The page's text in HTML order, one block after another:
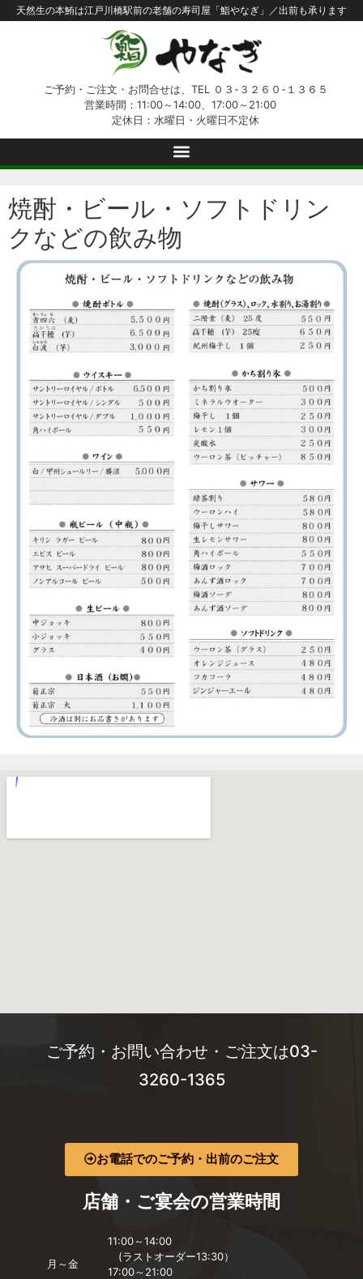
天然生の本鮪は江戸川橋駅前の老舗の寿司屋「鮨やなぎ」／出前も承ります
ご予約・ご注文・お問合せは、TEL ０３-３２６０-１３６５
営業時間：11:00～14:00、17:00～21:00
定休日：水曜日・火曜日不定休
焼酎・ビール・ソフトドリン
クなどの飲み物
ご予約・お問い合わせ・ご注文は03-
3260-1365
お電話でのご予約・出前のご注文
店舗・ご宴会の営業時間
月～金
11:00～14:00
(ラストオーダー13:30）
17:00～21:00